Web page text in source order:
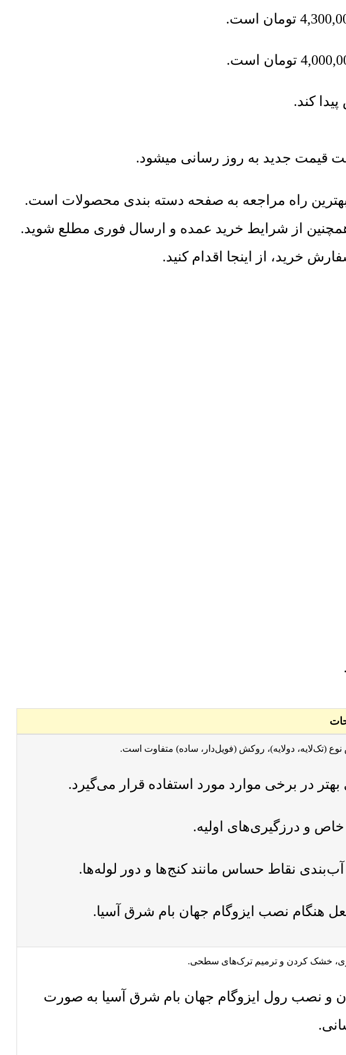
کند.
قیمت جدید به روز رسانی میشود.
راه مراجعه به صفحه دسته بندی محصولات است.
از شرایط خرید عمده و ارسال فوری مطلع شوید.
خرید، از اینجا اقدام کنید.
+ نصب )
(تک‌لایه، دولایه)، روکش (فویل‌دار، ساده) متفاوت است.
در برخی موارد مورد استفاده قرار می‌گیرد.
و درزگیری‌های اولیه.
نقاط حساس مانند کنج‌ها و دور لوله‌ها.
هنگام نصب ایزوگام جهان بام شرق آسیا.
خشک کردن و ترمیم ترک‌های سطحی.
و نصب رول ایزوگام جهان بام شرق آسیا به صورت